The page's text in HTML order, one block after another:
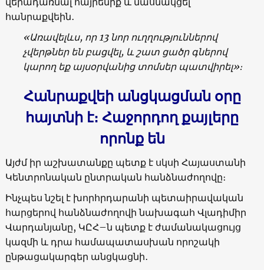
հանրաքվեին․
«Առավելևս, որ 13նոր ուղղություններով
չվերթներ են բացվել, և շատ ցածր գներով
կարող եք այսօրվանից տոմսեր պատվիրել»։
Հանրաքվեի անցկացման օրը
հայտնի է։ Հաջորդող քայլերը
որոնք են
Այժմ իր աշխատանքը պետք է սկսի Հայաստանի
Կենտրոնական ընտրական հանձնաժողովը։
Ինչպես նշել է խորհրդարանի պետաիրավական
հարցերով հանձնաժողովի նախագահ Վլադիմիր
Վարդանյանը, ԿԸՀ–ն պետք է ժամանակացույց
կազմի և դրա համապատասխան որոշակի
ընթացակարգեր անցկացնի․